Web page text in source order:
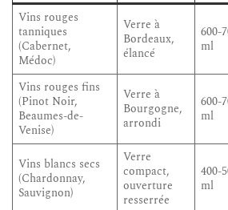
Vins rouges
tanniques
(Cabernet,
Médoc)
Verre à
Bordeaux,
élancé
600-
ml
Vins rouges fins
(Pinot Noir,
Beaumes-de-
Venise)
Verre à
Bourgogne,
arrondi
600-
ml
Vins blancs secs
(Chardonnay,
Sauvignon)
Verre
compact,
ouverture
resserrée
400-
ml